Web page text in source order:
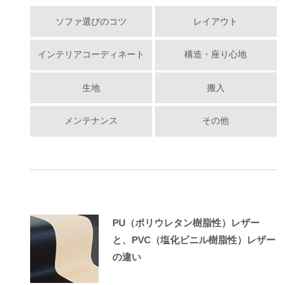
ソファ選びのコツ レイアウト
インテリアコーディネート 構造・座り心地
生地 搬入
メンテナンス その他
PU（ポリウレタン樹脂性）レザー
と、PVC（塩化ビニル樹脂性）レザー
の違い